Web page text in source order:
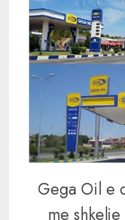
Gega Oil e
me